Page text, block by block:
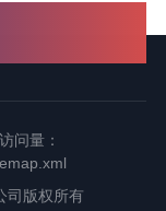
问量：
司版权所有